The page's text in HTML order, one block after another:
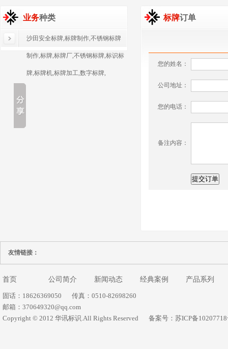
业务种类
沙田安全标牌,标牌制作,不锈钢标牌
制作,标牌,标牌厂,不锈钢标牌,标识标
牌,标牌机,标牌加工,数字标牌,
标牌订单
您的姓名：
公司地址：
您的电话：
备注内容：
友情链接：
首页 公司简介 新闻动态 经典案例 产品系列
固话：18626369050
传真：0510-82698260
邮箱：370649320@qq.com
Copyright © 2012 华讯标识.All Rights Reserved
备案号：苏ICP备